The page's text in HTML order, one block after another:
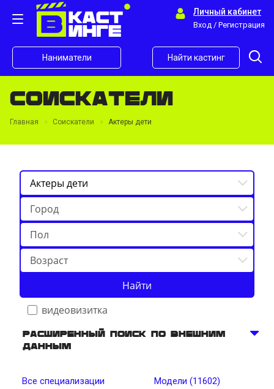
Личный кабинет
Вход / Регистрация
Наниматели Найти кастинг
Соискатели
Главная Соискатели Актеры дети
Найти
видеовизитка
Расширенный поиск по внешним
данным
Все специализации
Модели (11602)